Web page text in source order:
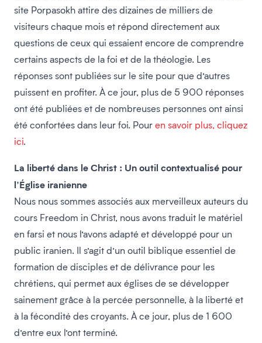
site Porpasokh attire des dizaines de milliers de
visiteurs chaque mois et répond directement aux
questions de ceux qui essaient encore de comprendre
certains aspects de la foi et de la théologie. Les
réponses sont publiées sur le site pour que d’autres
puissent en profiter. À ce jour, plus de 5 900 réponses
ont été publiées et de nombreuses personnes ont ainsi
été confortées dans leur foi. Pouren savoir plus, cliquez
ici.
La liberté dans le Christ : Un outil contextualisé pour
l’Église iranienne
Nous nous sommes associés aux merveilleux auteurs du
cours Freedom in Christ, nous avons traduit le matériel
en farsi et nous l’avons adapté et développé pour un
public iranien. Il s’agit d’un outil biblique essentiel de
formation de disciples et de délivrance pour les
chrétiens, qui permet aux églises de se développer
sainement grâce à la percée personnelle, à la liberté et
à la fécondité des croyants. À ce jour, plus de 1 600
d’entre eux l’ont terminé.